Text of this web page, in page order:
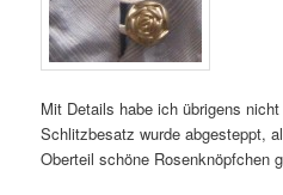
Mit Details habe ich übrigens
Schlitzbesatz wurde abgesteppt,
Oberteil schöne Rosenknöpfchen